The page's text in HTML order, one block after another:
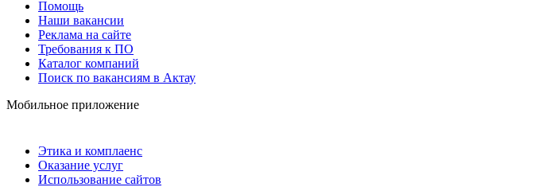
Помощь
Наши вакансии
Реклама на сайте
Требования к ПО
Каталог компаний
Поиск по вакансиям в Актау
Мобильное приложение
Этика и комплаенс
Оказание услуг
Использование сайтов